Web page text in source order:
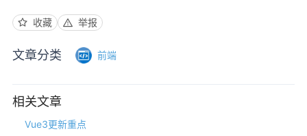
收藏 举报
文章分类 前端
相关文章
Vue3更新重点